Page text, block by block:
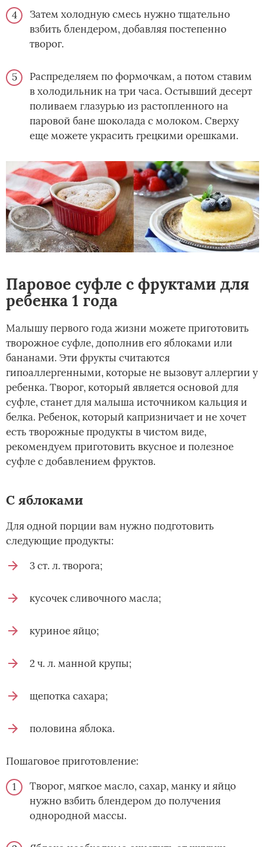
Затем холодную смесь нужно тщательно
взбить блендером, добавляя постепенно
творог.
Распределяем по формочкам, а потом ставим
в холодильник на три часа. Остывший десерт
поливаем глазурью из растопленного на
паровой бане шоколада с молоком. Сверху
еще можете украсить грецкими орешками.
Паровое суфле с фруктами для
ребенка 1 года
Малышу первого года жизни можете приготовить
творожное суфле, дополнив его яблоками или
бананами. Эти фрукты считаются
гипоаллергенными, которые не вызовут аллергии у
ребенка. Творог, который является основой для
суфле, станет для малыша источником кальция и
белка. Ребенок, который капризничает и не хочет
есть творожные продукты в чистом виде,
рекомендуем приготовить вкусное и полезное
суфле с добавлением фруктов.
С яблоками
Для одной порции вам нужно подготовить
следующие продукты:
3 ст. л. творога;
кусочек сливочного масла;
куриное яйцо;
2 ч. л. манной крупы;
щепотка сахара;
половина яблока.
Пошаговое приготовление:
Творог, мягкое масло, сахар, манку и яйцо
нужно взбить блендером до получения
однородной массы.